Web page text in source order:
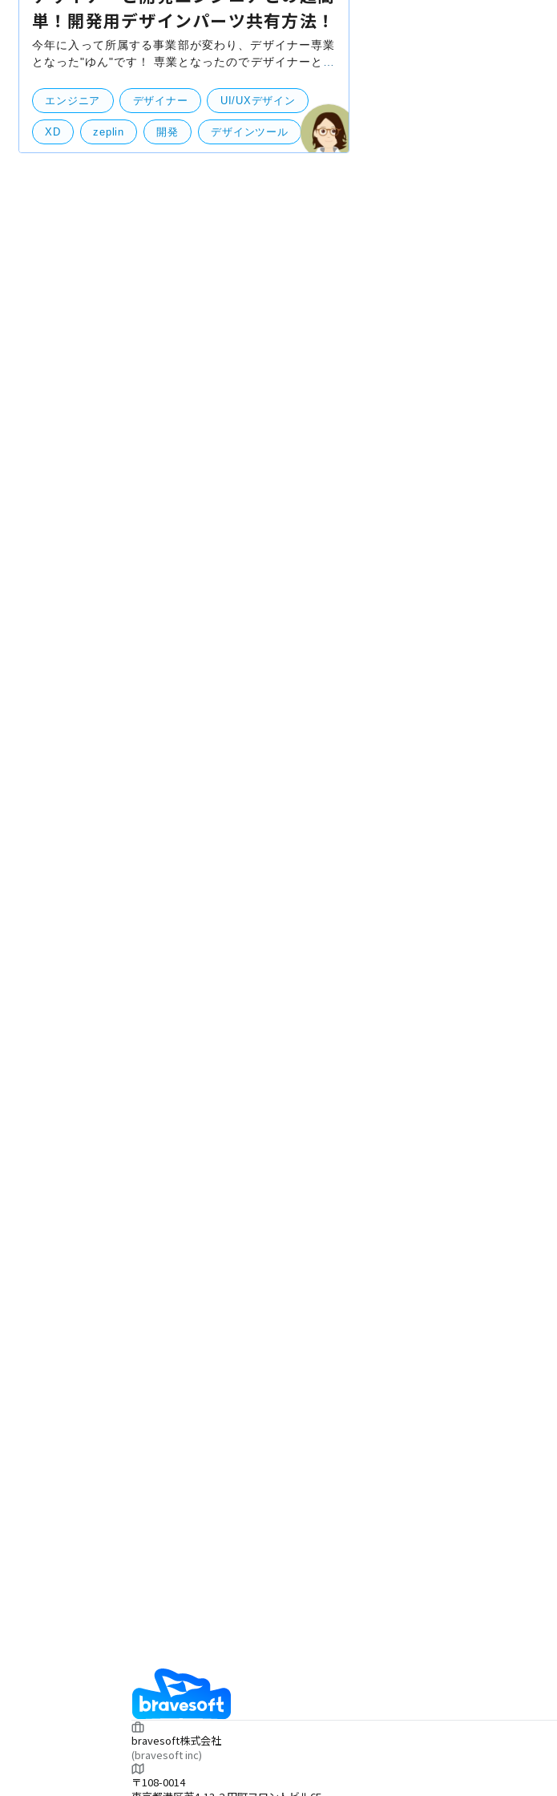
単！開発用デザインパーツ共有方法！
今年に入って所属する事業部が変わり、デザイナー専業
となった"ゆん"です！ 専業となったのでデザイナーとし
ジニアの方々とのパーツ共有はどうなさってますか
エンジニア デザイナー UI/UXデザイン
XD zeplin 開発 デザインツール
bravesoft株式会社
(bravesoft inc)
〒108-0014